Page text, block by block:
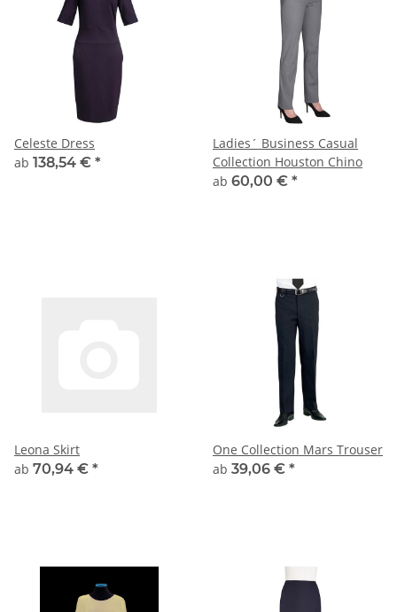
Celeste Dress
ab 138,54 € *
Ladies´ Business Casual
Collection Houston Chino
ab 60,00 € *
Leona Skirt
ab 70,94 € *
One Collection Mars Trouser
ab 39,06 € *